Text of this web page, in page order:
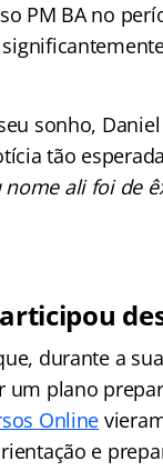
PM BA no
sonho,
tão
ali foi de
durante a
um plano
Online
e